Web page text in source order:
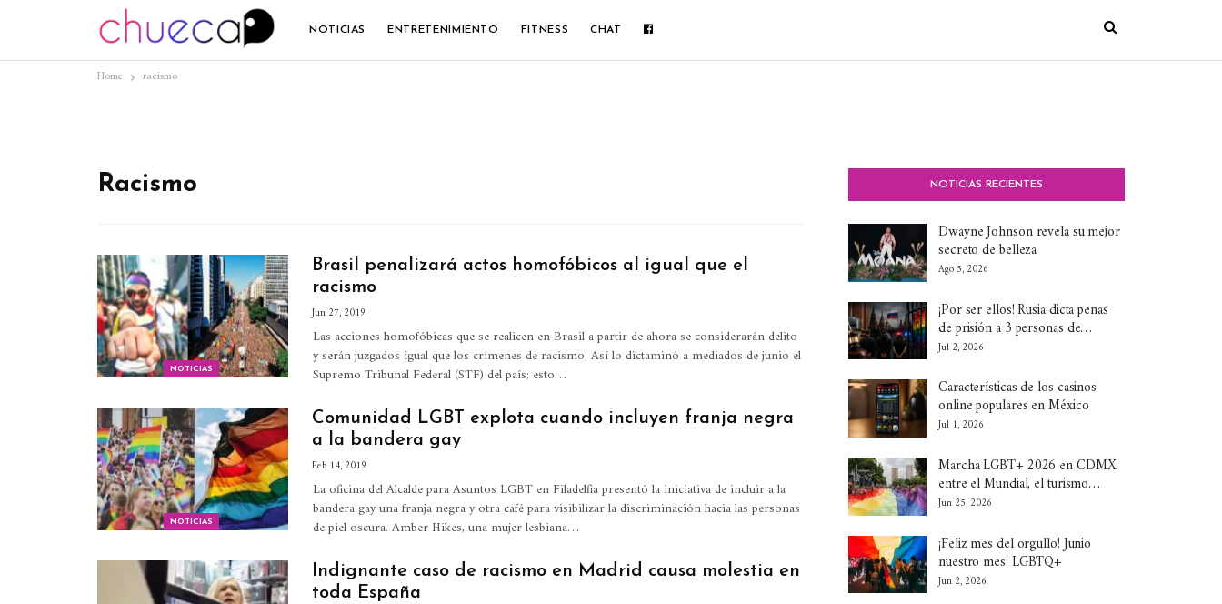
NOTICIAS ENTRETENIMIENTO FITNESS CHAT
Home racismo
Racismo
NOTICIAS
Brasil penalizará actos homofóbicos al igual que el
racismo
Jun 27, 2019
Las acciones homofóbicas que se realicen en Brasil a partir de ahora se considerarán delito
y serán juzgados igual que los crímenes de racismo. Así lo dictaminó a mediados de junio el
Supremo Tribunal Federal (STF) del país; esto…
NOTICIAS
Comunidad LGBT explota cuando incluyen franja negra
a la bandera gay
Feb 14, 2019
La oficina del Alcalde para Asuntos LGBT en Filadelfia presentó la iniciativa de incluir a la
bandera gay una franja negra y otra café para visibilizar la discriminación hacia las personas
de piel oscura. Amber Hikes, una mujer lesbiana…
Indignante caso de racismo en Madrid causa molestia en
toda España
NOTICIAS RECIENTES
Dwayne Johnson revela su mejor
secreto de belleza
Ago 5, 2026
¡Por ser ellos! Rusia dicta penas
de prisión a 3 personas de…
Jul 2, 2026
Características de los casinos
online populares en México
Jul 1, 2026
Marcha LGBT+ 2026 en CDMX:
entre el Mundial, el turismo…
Jun 25, 2026
¡Feliz mes del orgullo! Junio
nuestro mes: LGBTQ+
Jun 2, 2026